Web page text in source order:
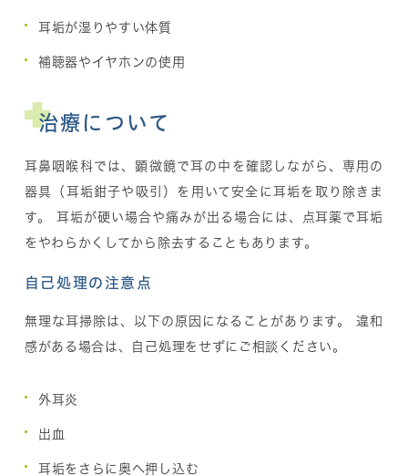
耳垢が湿りやすい体質
補聴器やイヤホンの使用
治療について
耳鼻咽喉科では、顕微鏡で耳の中を確認しながら、専用の
器具（耳垢鉗子や吸引）を用いて安全に耳垢を取り除きま
す。 耳垢が硬い場合や痛みが出る場合には、点耳薬で耳垢
をやわらかくしてから除去することもあります。
自己処理の注意点
無理な耳掃除は、以下の原因になることがあります。 違和
感がある場合は、自己処理をせずにご相談ください。
外耳炎
出血
耳垢をさらに奥へ押し込む